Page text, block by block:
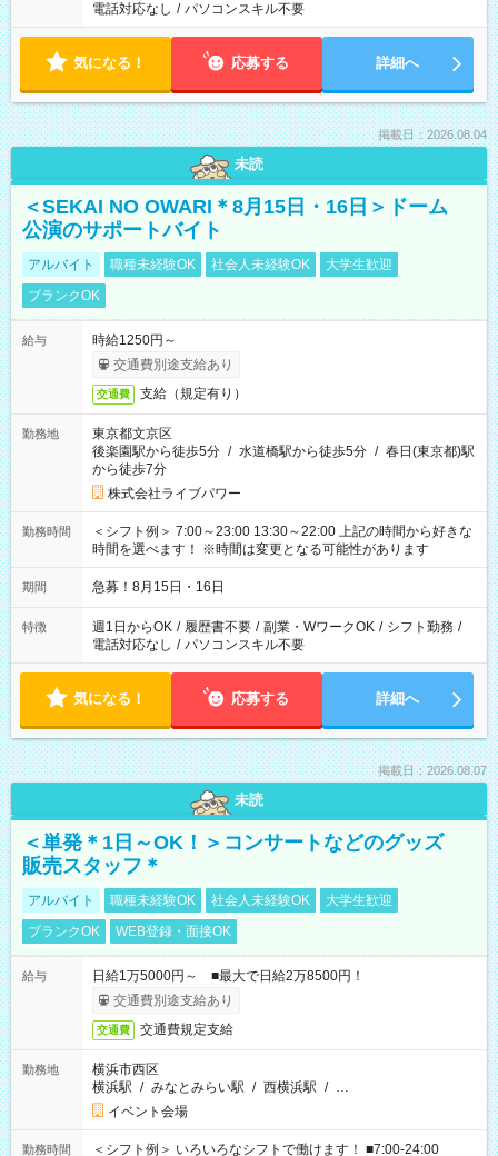
電話対応なし / パソコンスキル不要
気になる！ 応募する 詳細へ
掲載日：2026.08.04
未読
＜SEKAI NO OWARI＊8月15日・16日＞ドーム
公演のサポートバイト
アルバイト 職種未経験OK 社会人未経験OK
大学生歓迎
ブランクOK
給与
時給1250円～
交通費別途支給あり
交通費 支給（規定有り）
勤務地
東京都文京区
後楽園駅から徒歩5分 / 水道橋駅から徒歩5分 / 春日(東京都)駅
から徒歩7分
株式会社ライブパワー
勤務時間
＜シフト例＞ 7:00～23:00 13:30～22:00 上記の時間から好きな
時間を選べます！ ※時間は変更となる可能性があります
期間 急募！8月15日・16日
特徴 週1日からOK / 履歴書不要 / 副業・WワークOK / シフト勤務 /
電話対応なし / パソコンスキル不要
気になる！ 応募する 詳細へ
掲載日：2026.08.07
未読
＜単発＊1日～OK！＞コンサートなどのグッズ
販売スタッフ＊
アルバイト 職種未経験OK 社会人未経験OK
大学生歓迎
ブランクOK
WEB登録・面接OK
給与
日給1万5000円～ ■最大で日給2万8500円！
交通費別途支給あり
交通費 交通費規定支給
勤務地
横浜市西区
横浜駅 / みなとみらい駅 / 西横浜駅 / …
イベント会場
勤務時間 ＜シフト例＞ いろいろなシフトで働けます！ ■7:00-24:00